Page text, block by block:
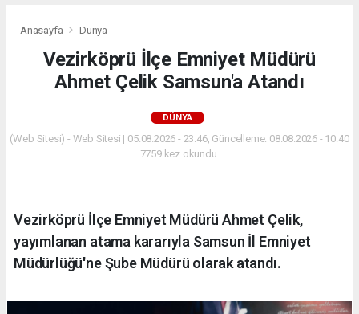
Anasayfa Dünya
Vezirköprü İlçe Emniyet Müdürü
Ahmet Çelik Samsun'a Atandı
DÜNYA
(Web Sitesi) - Web Sitesi | 05.08.2026 - 23:46, Güncelleme: 08.08.2026 - 10:40
7759 kez okundu.
Vezirköprü İlçe Emniyet Müdürü Ahmet Çelik,
yayımlanan atama kararıyla Samsun İl Emniyet
Müdürlüğü'ne Şube Müdürü olarak atandı.